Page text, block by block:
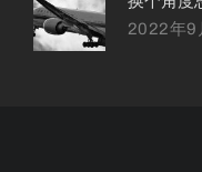
2022年9